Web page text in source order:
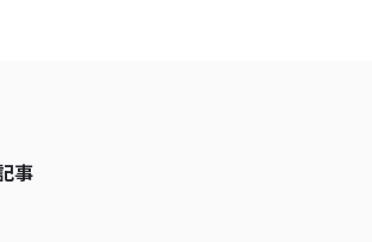
事